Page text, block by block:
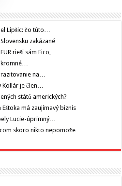
Lipšic: čo túto…
zakázané
rieši sám Fico,…
na…
je člen…
států amerických?
má zaujímavý biznis
Lucie-úprimný…
skoro nikto nepomože…